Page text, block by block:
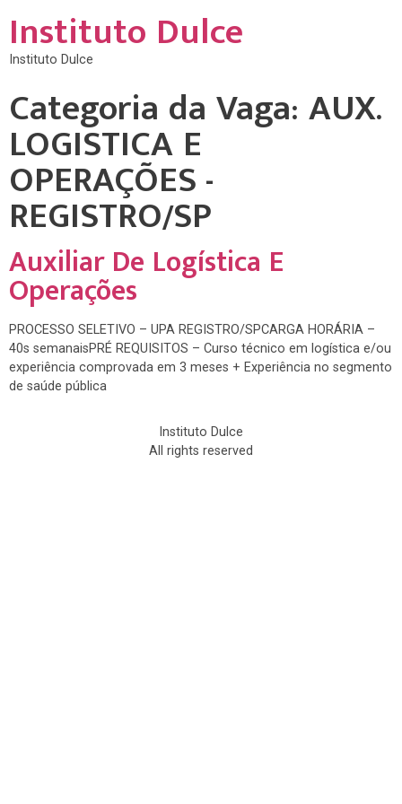
Instituto Dulce
Instituto Dulce
Categoria da Vaga:AUX.
LOGISTICA E
OPERAÇÕES -
REGISTRO/SP
Auxiliar De Logística E
Operações
PROCESSO SELETIVO – UPA REGISTRO/SPCARGA HORÁRIA –
40s semanaisPRÉ REQUISITOS – Curso técnico em logística e/ou
experiência comprovada em 3 meses + Experiência no segmento
de saúde pública
Instituto Dulce
All rights reserved